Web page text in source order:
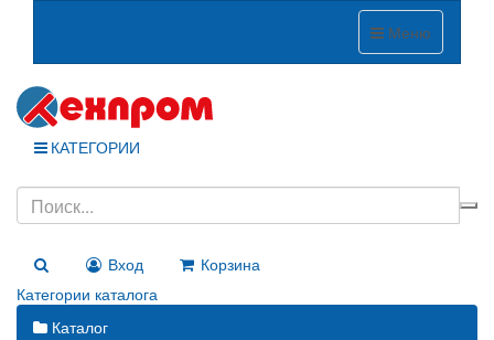
Меню
КАТЕГОРИИ
Вход
Корзина
Категории каталога
Каталог